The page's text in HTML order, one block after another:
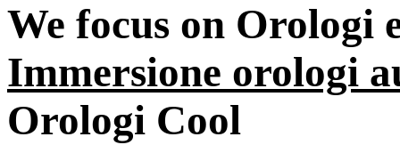
We focus on Orologi
Immersione orologi
Orologi Cool